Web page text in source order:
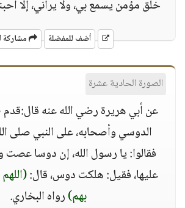
خلق مؤمن يسمع بي، ولا يراني، إلا
أضف للمفضلة مشاركة
الصورة الحادية عشرة
عن أبي هريرة رضي الله عنه
الدوسي وأصحابه، على النبي صلى
فقالوا: يا رسول الله، إن دوسا عصت
عليها، فقيل: هلكت دوس، قال:
بهم)رواه البخاري.